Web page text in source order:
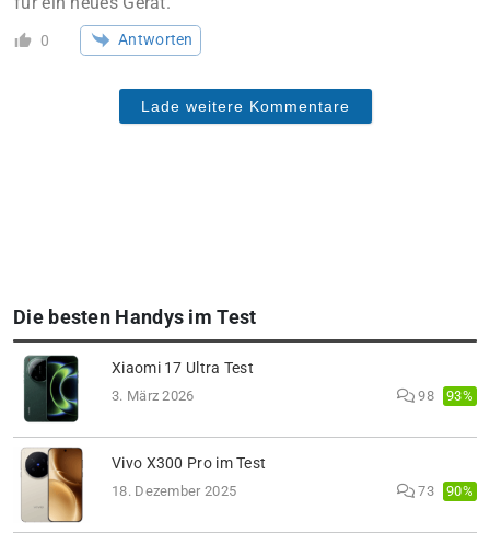
0 Antworten
Lade weitere Kommentare
Die besten Handys im Test
Xiaomi 17 Ultra Test
3. März 2026 98 93%
Vivo X300 Pro im Test
18. Dezember 2025 73 90%